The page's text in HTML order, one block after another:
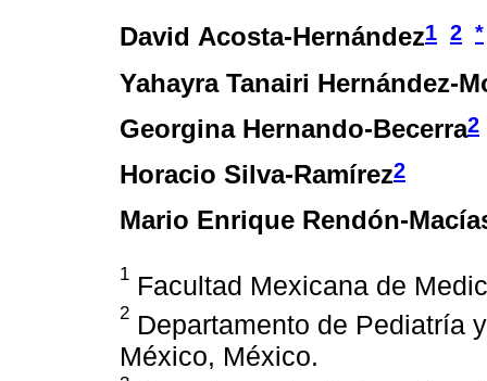
David Acosta-Hernández1 2 *
Yahayra Tanairi Hernández-
Georgina Hernando-Becerra2
Horacio Silva-Ramírez2
Mario Enrique Rendón-
1 Facultad Mexicana de
2 Departamento de Pediatría
México, México.